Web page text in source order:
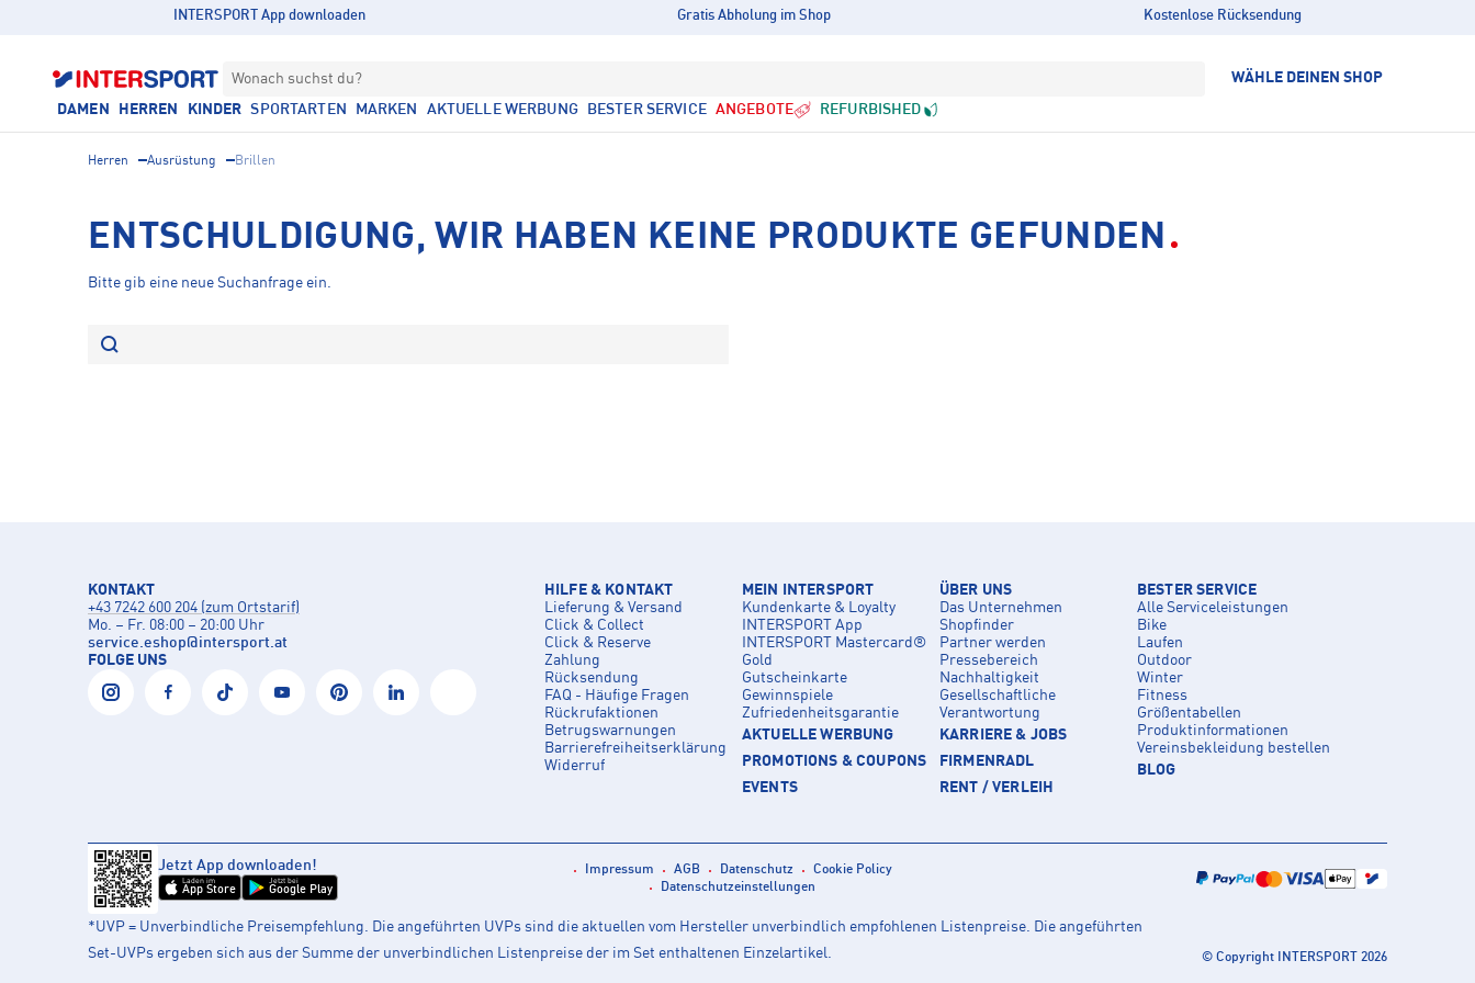
INTERSPORT App downloaden Gratis Abholung im Shop Kostenlose Rücksendung
Wonach suchst du? WÄHLE DEINEN SHOP
DAMEN HERREN KINDER SPORTARTEN MARKEN AKTUELLE WERBUNG BESTER SERVICE ANGEBOTE REFURBISHED
Herren Ausrüstung Brillen
ENTSCHULDIGUNG, WIR HABEN KEINE PRODUKTE GEFUNDEN
Bitte gib eine neue Suchanfrage ein.
KONTAKT
+43 7242 600 204 (zum Ortstarif)
Mo. – Fr. 08:00 – 20:00 Uhr
service.eshop@intersport.at
FOLGE UNS
HILFE & KONTAKT
Lieferung & Versand
Click & Collect
Click & Reserve
Zahlung
Rücksendung
FAQ - Häufige Fragen
Rückrufaktionen
Betrugswarnungen
Barrierefreiheitserklärung
Widerruf
MEIN INTERSPORT
Kundenkarte & Loyalty
INTERSPORT App
INTERSPORT Mastercard®
Gold
Gutscheinkarte
Gewinnspiele
Zufriedenheitsgarantie
AKTUELLE WERBUNG
PROMOTIONS & COUPONS
EVENTS
ÜBER UNS
Das Unternehmen
Shopfinder
Partner werden
Pressebereich
Nachhaltigkeit
Gesellschaftliche
Verantwortung
KARRIERE & JOBS
FIRMENRADL
RENT / VERLEIH
BESTER SERVICE
Alle Serviceleistungen
Bike
Laufen
Outdoor
Winter
Fitness
Größentabellen
Produktinformationen
Vereinsbekleidung bestellen
BLOG
Jetzt App downloaden!
Laden im
App Store
Jetzt bei
Google Play
Impressum AGB Datenschutz
Cookie Policy
Datenschutzeinstellungen
*UVP = Unverbindliche Preisempfehlung. Die angeführten UVPs sind die aktuellen vom Hersteller unverbindlich empfohlenen Listenpreise. Die angeführten
Set-UVPs ergeben sich aus der Summe der unverbindlichen Listenpreise der im Set enthaltenen Einzelartikel.
© Copyright INTERSPORT 2026